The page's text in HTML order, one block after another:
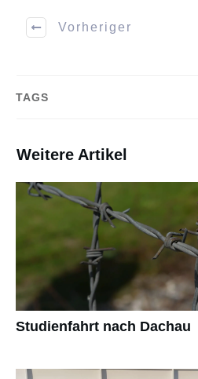
Vorheriger
TAGS
Weitere Artikel
Studienfahrt nach Dachau